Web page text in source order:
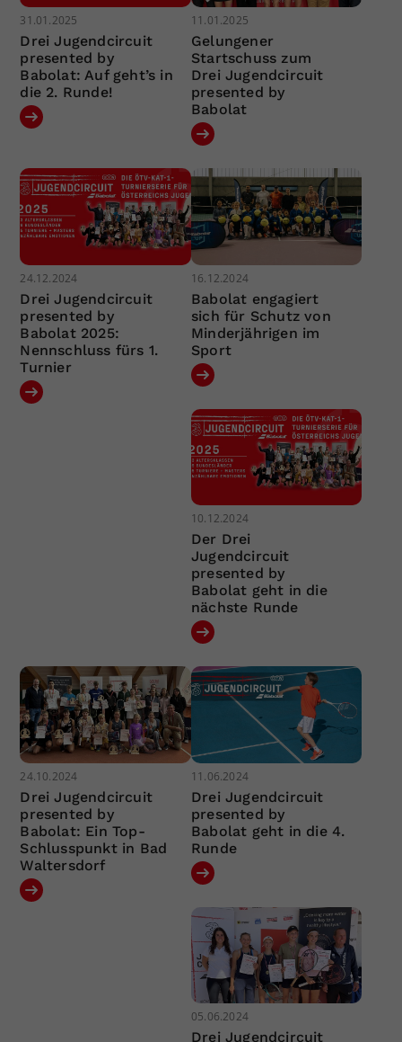
31.01.2025
Drei Jugendcircuit
presented by
Babolat: Auf geht’s in
die 2. Runde!
11.01.2025
Gelungener
Startschuss zum
Drei Jugendcircuit
presented by
Babolat
24.12.2024
Drei Jugendcircuit
presented by
Babolat 2025:
Nennschluss fürs 1.
Turnier
16.12.2024
Babolat engagiert
sich für Schutz von
Minderjährigen im
Sport
10.12.2024
Der Drei
Jugendcircuit
presented by
Babolat geht in die
nächste Runde
24.10.2024
Drei Jugendcircuit
presented by
Babolat: Ein Top-
Schlusspunkt in Bad
Waltersdorf
11.06.2024
Drei Jugendcircuit
presented by
Babolat geht in die 4.
Runde
05.06.2024
Drei Jugendcircuit